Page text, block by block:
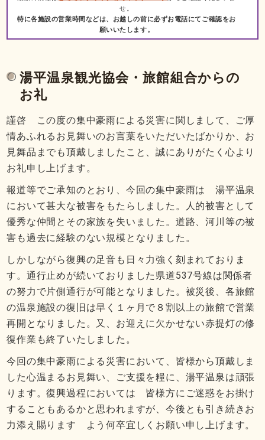
せ。
特に各施設の営業時間などは、お越しの前に必ずお電話にてご確認をお
願いいたします。
湯平温泉観光協会・旅館組合からの
お礼
謹啓 この度の集中豪雨による災害に関しまして、ご厚
情あふれるお見舞いのお言葉をいただいたばかりか、お
見舞品までも頂戴しましたこと、誠にありがたく心より
お礼申し上げます。
報道等でご承知のとおり、今回の集中豪雨は 湯平温泉
において甚大な被害をもたらしました。人的被害として
優秀な仲間とその家族を失いました。道路、河川等の被
害も過去に経験のない規模となりました。
しかしながら復興の足音も日々力強く刻まれておりま
す。通行止めが続いておりました県道537号線は関係者
の努力で片側通行が可能となりました。被災後、各旅館
の温泉施設の復旧は早く１ヶ月で８割以上の旅館で営業
再開となりました。又、お迎えに欠かせない赤提灯の修
復作業も終了いたしました。
今回の集中豪雨による災害において、皆様から頂戴しま
した心温まるお見舞い、ご支援を糧に、湯平温泉は頑張
ります。復興過程においては 皆様方にご迷惑をお掛け
することもあるかと思われますが、今後とも引き続きお
力添え賜ります よう何卒宜しくお願い申し上げます。